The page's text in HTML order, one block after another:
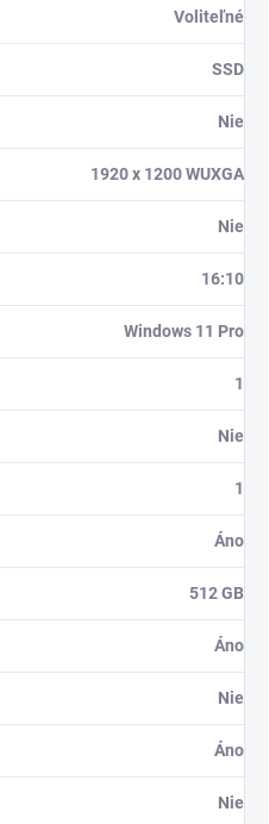
Voliteľné
SSD
Nie
1920 x 1200 WUXGA
Nie
16:10
Windows 11 Pro
1
Nie
1
Áno
512 GB
Áno
Nie
Áno
Nie